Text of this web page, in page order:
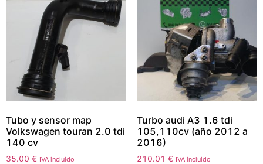
Tubo y sensor map
Volkswagen touran 2.0 tdi
140 cv
35.00 € IVA incluido
Turbo audi A3 1.6 tdi
105,110cv (año 2012 a
2016)
210.01 € IVA incluido